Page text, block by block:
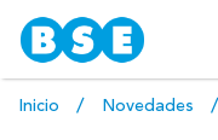
Inicio Novedades